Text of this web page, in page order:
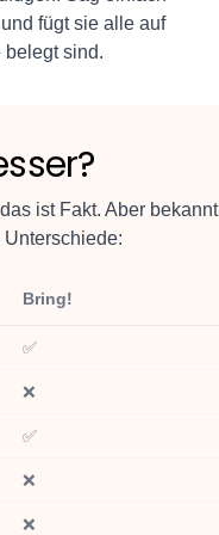
fügt sie alle auf
sind.
ist Fakt. Aber bekannt
Bring!
✅
❌
✅
❌
❌